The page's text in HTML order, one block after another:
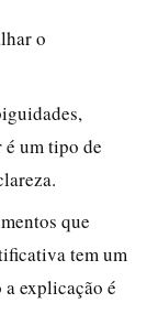
o
um tipo de
que
tem um
explicação é